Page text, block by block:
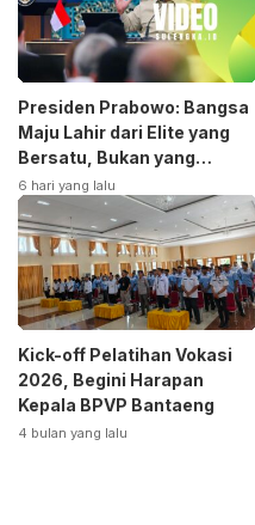
Presiden Prabowo: Bangsa
Maju Lahir dari Elite yang
Bersatu, Bukan yang
Terpecah
6 hari yang lalu
Kick-off Pelatihan Vokasi
2026, Begini Harapan
Kepala BPVP Bantaeng
4 bulan yang lalu